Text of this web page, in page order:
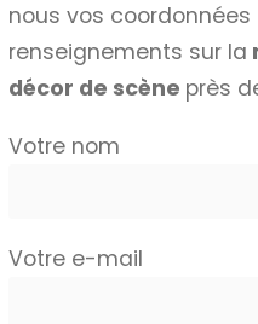
nous vos
renseignements sur la
décor de scène près
Votre nom
Votre e-mail